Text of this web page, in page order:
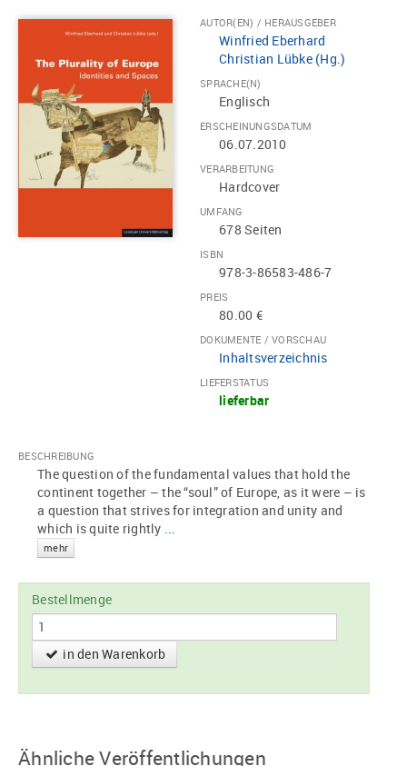
AUTOR(EN) / HERAUSGEBER
Winfried Eberhard
Christian Lübke (Hg.)
SPRACHE(N)
Englisch
ERSCHEINUNGSDATUM
06.07.2010
VERARBEITUNG
Hardcover
UMFANG
678 Seiten
ISBN
978-3-86583-486-7
PREIS
80.00 €
DOKUMENTE / VORSCHAU
Inhaltsverzeichnis
LIEFERSTATUS
lieferbar
BESCHREIBUNG
The question of the fundamental values that hold the
continent together – the “soul” of Europe, as it were – is
a question that strives for integration and unity and
which is quite rightly ...
mehr
Bestellmenge
in den Warenkorb
Ähnliche Veröffentlichungen